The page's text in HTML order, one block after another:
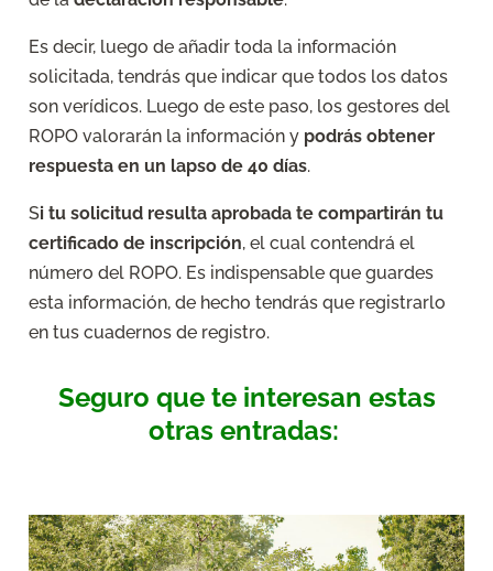
Es decir, luego de añadir toda la información
solicitada, tendrás que indicar que todos los datos
son verídicos. Luego de este paso, los gestores del
ROPO valorarán la información y podrás obtener
respuesta en un lapso de 40 días.
Si tu solicitud resulta aprobada te compartirán tu
certificado de inscripción, el cual contendrá el
número del ROPO. Es indispensable que guardes
esta información, de hecho tendrás que registrarlo
en tus cuadernos de registro.
Seguro que te interesan estas
otras entradas: